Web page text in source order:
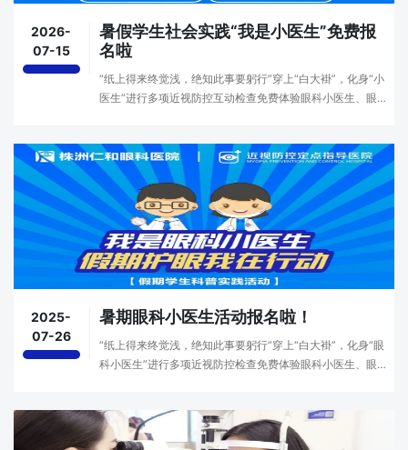
2026-
07-15
暑假学生社会实践“我是小医生”免费报
名啦
“纸上得来终觉浅，绝知此事要躬行”穿上“白大褂”，化身“小
医生”进行多项近视防控互动检查免费体验眼科小医生、眼部
2025-
07-26
暑期眼科小医生活动报名啦！
“纸上得来终觉浅，绝知此事要躬行”穿上“白大褂”，化身“眼
科小医生”进行多项近视防控检查免费体验眼科小医生、眼部